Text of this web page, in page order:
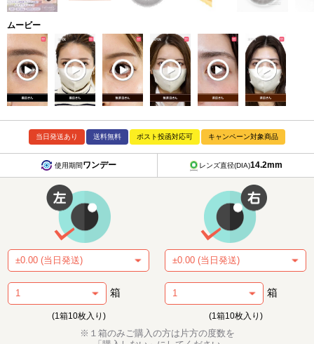
ムービー
当日発送あり 送料無料 ポスト投函対応可 キャンペーン対象商品
使用期間ワンデー レンズ直径(DIA)14.2mm
箱
(1箱10枚入り)
箱
(1箱10枚入り)
※１箱のみご購入の方は片方の度数を